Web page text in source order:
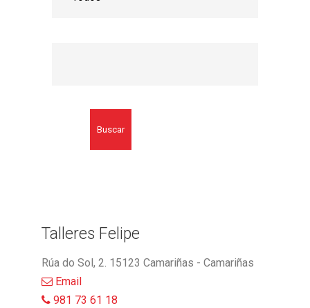
Buscar
Talleres Felipe
Rúa do Sol, 2. 15123 Camariñas - Camariñas
Email
981 73 61 18